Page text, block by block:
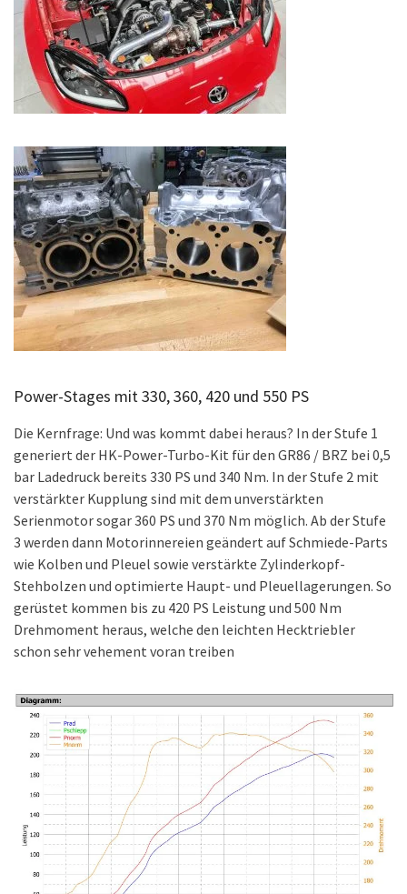
Power-Stages mit 330, 360, 420 und 550 PS
Die Kernfrage: Und was kommt dabei heraus? In der Stufe 1
generiert der HK-Power-Turbo-Kit für den GR86 / BRZ bei 0,5
bar Ladedruck bereits 330 PS und 340 Nm. In der Stufe 2 mit
verstärkter Kupplung sind mit dem unverstärkten
Serienmotor sogar 360 PS und 370 Nm möglich. Ab der Stufe
3 werden dann Motorinnereien geändert auf Schmiede-Parts
wie Kolben und Pleuel sowie verstärkte Zylinderkopf-
Stehbolzen und optimierte Haupt- und Pleuellagerungen. So
gerüstet kommen bis zu 420 PS Leistung und 500 Nm
Drehmoment heraus, welche den leichten Hecktriebler
schon sehr vehement voran treiben